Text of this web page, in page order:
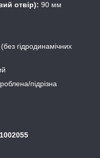
отвір): 90 мм
гідродинамічних
підрізна